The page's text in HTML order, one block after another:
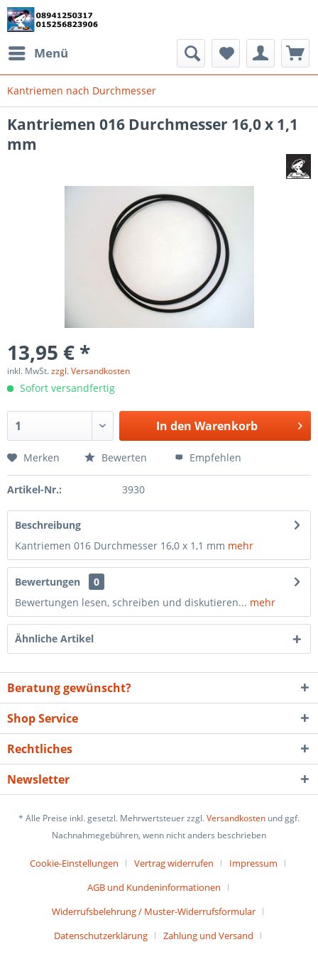
Menü
Kantriemen nach Durchmesser
Kantriemen 016 Durchmesser 16,0 x 1,1
mm
13,95 € *
inkl. MwSt.zzgl. Versandkosten
Sofort versandfertig
In den Warenkorb
Merken Bewerten Empfehlen
Artikel-Nr.: 3930
Beschreibung
Kantriemen 016 Durchmesser 16,0 x 1,1 mm mehr
Bewertungen
0
Bewertungen lesen, schreiben und diskutieren... mehr
Ähnliche Artikel
Beratung gewünscht?
Shop Service
Rechtliches
Newsletter
* Alle Preise inkl. gesetzl. Mehrwertsteuer zzgl.Versandkosten und ggf.
Nachnahmegebühren, wenn nicht anders beschrieben
Cookie-Einstellungen Vertrag widerrufen
Impressum
AGB und Kundeninformationen
Widerrufsbelehrung / Muster-Widerrufsformular
Datenschutzerklärung
Zahlung und Versand